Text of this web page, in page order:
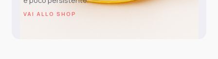
VAI ALLO SHOP